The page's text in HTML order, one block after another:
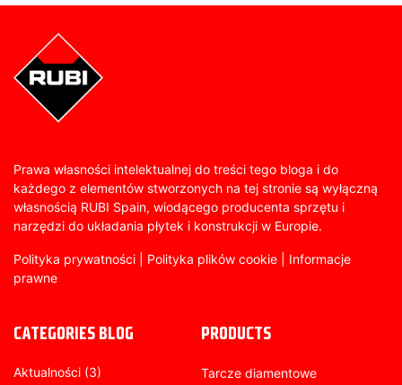
Prawa własności intelektualnej do treści tego bloga i do
każdego z elementów stworzonych na tej stronie są wyłączną
własnością RUBI Spain, wiodącego producenta sprzętu i
narzędzi do układania płytek i konstrukcji w Europie.
Polityka prywatności Polityka plików cookie
Informacje
prawne
CATEGORIES BLOG
Aktualności (3)
PRODUCTS
Tarcze diamentowe